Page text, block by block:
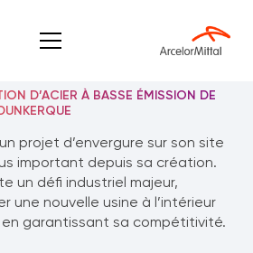
D’ACIER À BASSE ÉMISSION DE
projet d’envergure sur son site
important depuis sa création.
un défi industriel majeur,
une nouvelle usine à l’intérieur
garantissant sa compétitivité.